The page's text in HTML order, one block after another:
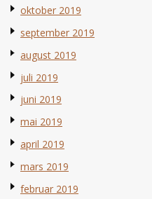
oktober 2019
september 2019
august 2019
juli 2019
juni 2019
mai 2019
april 2019
mars 2019
februar 2019